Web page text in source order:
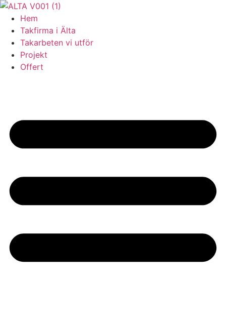
Skip
content
Hem
Takfirma i Älta
Takarbeten vi utför
Projekt
Offert